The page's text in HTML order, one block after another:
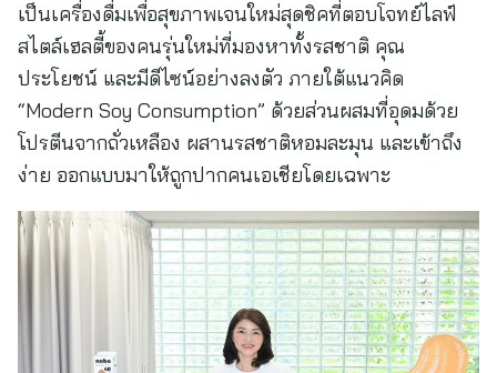
เป็นเครื่องดื่มเพื่อสุขภาพเจนใหม่สุดชิคที่ตอบโจทย์ไลฟ์
สไตล์เฮลตี้ของคนรุ่นใหม่ที่มองหาทั้งรสชาติ คุณ
ประโยชน์ และมีดีไซน์อย่างลงตัว ภายใต้แนวคิด
“Modern Soy Consumption” ด้วยส่วนผสมที่อุดมด้วย
โปรตีนจากถั่วเหลือง ผสานรสชาติหอมละมุน และเข้าถึง
ง่าย ออกแบบมาให้ถูกปากคนเอเชียโดยเฉพาะ